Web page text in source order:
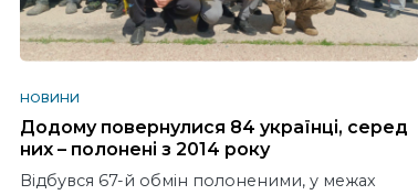
НОВИНИ
Додому повернулися 84 українці, серед
них – полонені з 2014 року
Відбувся 67-й обмін полоненими, у межах